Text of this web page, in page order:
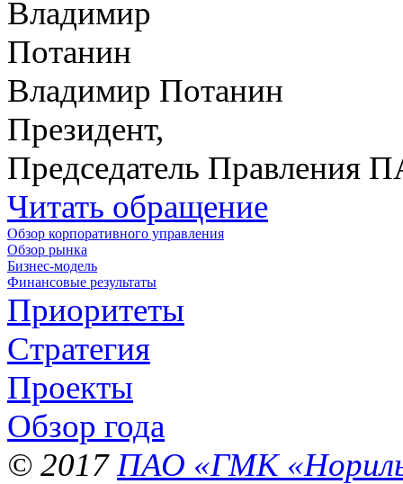
Владимир Потанин
Президент,
Председатель Правления
Читать обращение
Обзор корпоративного управления
Обзор рынка
Бизнес-модель
Финансовые результаты
Приоритеты
Стратегия
Проекты
Обзор года
© 2017 ПАО «ГМК